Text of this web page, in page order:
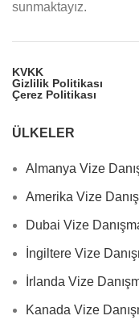
sunmaktayız.
KVKK
Gizlilik Politikası
Çerez Politikası
ÜLKELER
Almanya Vize
Amerika Vize
Dubai Vize
İngiltere Vize
İrlanda Vize
Kanada Vize